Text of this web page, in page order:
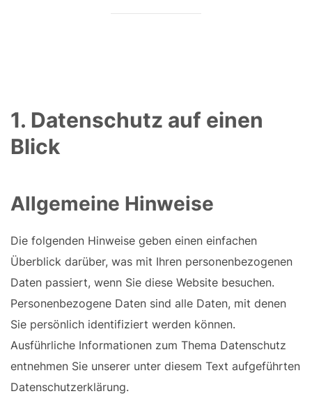
1. Datenschutz auf einen
Blick
Allgemeine Hinweise
Die folgenden Hinweise geben einen einfachen
Überblick darüber, was mit Ihren personenbezogenen
Daten passiert, wenn Sie diese Website besuchen.
Personenbezogene Daten sind alle Daten, mit denen
Sie persönlich identifiziert werden können.
Ausführliche Informationen zum Thema Datenschutz
entnehmen Sie unserer unter diesem Text aufgeführten
Datenschutzerklärung.